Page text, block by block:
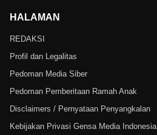
HALAMAN
REDAKSI
Profil dan Legalitas
Pedoman Media Siber
Pedoman Pemberitaan Ramah Anak
Disclaimers / Pernyataan Penyangkalan
Kebijakan Privasi Gensa Media Indonesia